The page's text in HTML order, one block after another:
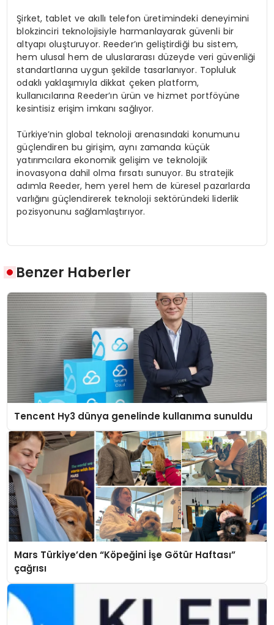
Şirket, tablet ve akıllı telefon üretimindeki deneyimini
blokzinciri teknolojisiyle harmanlayarak güvenli bir
altyapı oluşturuyor. Reeder’ın geliştirdiği bu sistem,
hem ulusal hem de uluslararası düzeyde veri güvenliği
standartlarına uygun şekilde tasarlanıyor. Topluluk
odaklı yaklaşımıyla dikkat çeken platform,
kullanıcılarına Reeder’ın ürün ve hizmet portföyüne
kesintisiz erişim imkanı sağlıyor.
Türkiye’nin global teknoloji arenasındaki konumunu
güçlendiren bu girişim, aynı zamanda küçük
yatırımcılara ekonomik gelişim ve teknolojik
inovasyona dahil olma fırsatı sunuyor. Bu stratejik
adımla Reeder, hem yerel hem de küresel pazarlarda
varlığını güçlendirerek teknoloji sektöründeki liderlik
pozisyonunu sağlamlaştırıyor.
Benzer Haberler
Tencent Hy3 dünya genelinde kullanıma sunuldu
Mars Türkiye’den “Köpeğini İşe Götür Haftası”
çağrısı